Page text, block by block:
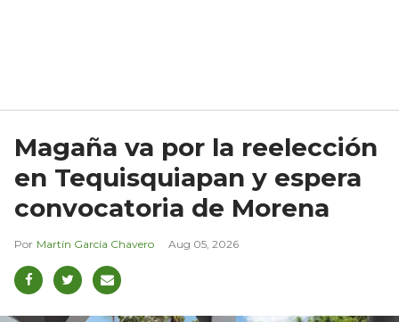
Magaña va por la reelección
en Tequisquiapan y espera
convocatoria de Morena
Martín García Chavero Aug 05, 2026